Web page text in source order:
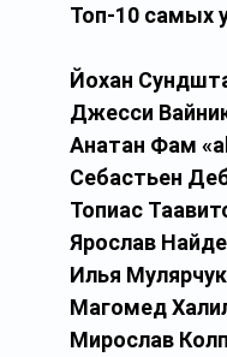
Топ-10 самых
Йохан
Джесси
Анатан Фам
Себастьен
Топиас
Ярослав
Илья Мулярчук
Магомед
Мирослав